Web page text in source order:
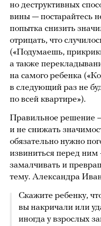
но деструктивных
вины — постарайтесь
попытка снизить
отрицать, что
(«Подумаешь,
а также
на самого ребенка
в следующий раз не
по всей квартире»).
Правильное решение
и не снижать
обязательно нужно
извиниться перед
замалчивать и
тему. Александра
Скажите ребенку,
вы накричали или
иногда у взрослых